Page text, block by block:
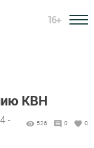
16+
КВН
-
526 0 0